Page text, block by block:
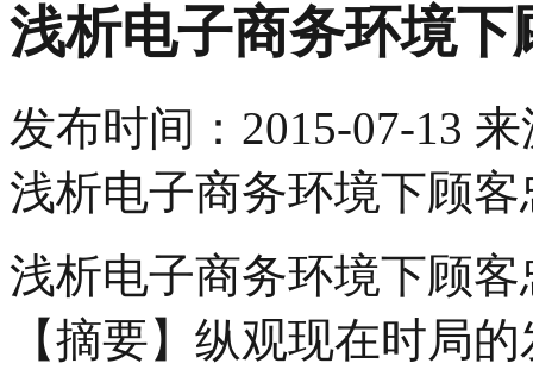
浅析电子商务环境
发布时间： 2015-07-13 来
浅析电子商务环境下顾
浅析电子商务环境下顾客
【摘要】纵观现在时局